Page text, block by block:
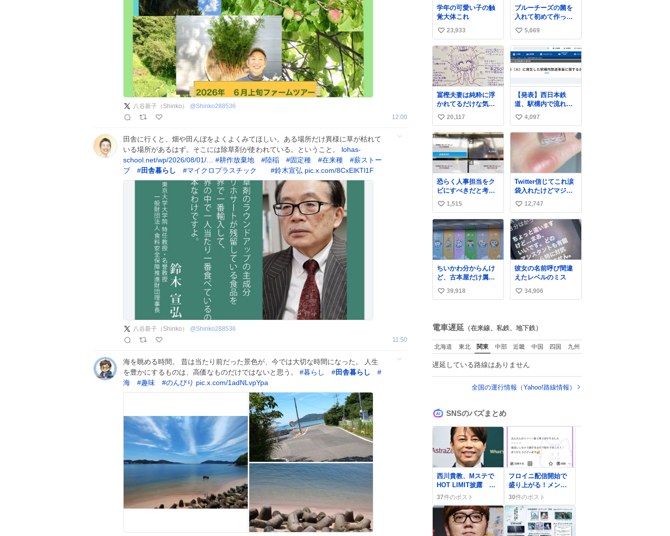
八谷新子（Shinko） @Shinko288536
12:00
田舎に行くと、畑や田んぼをよくよくみてほしい。ある場所だけ異様に草が枯れて
いる場所があるはず。そこには除草剤が使われている。ということ。 lohas-
school.net/wp/2026/08/01/…
#耕作放棄地 #陸稲 #固定種 #在来種 #薪ストー
ブ
#田舎暮らし #マイクロプラスチック #鈴木宣弘 pic.x.com/8CxElKTl1F
八谷新子（Shinko） @Shinko288536
11:50
海を眺める時間。 昔は当たり前だった景色が、今では大切な時間になった。 人生
を豊かにするものは、高価なものだけではないと思う。 #暮らし #田舎暮らし
#
海
#趣味 #のんびり pic.x.com/1adNLvpYpa
学年の可愛い子の触
覚大体これ
い
い
数
23,933
ブルーチーズの菌を
入れて初めて作って
みたチーズなんだけ
ど 本能でちょっとヤ
バいと思っちゃう見
た目だな
い
い
ね
数
5,669
冨樫夫妻は純粋に浮
かれてるだけな気が
するな〜 全アはここ
に自分の市場価値的
なものを上乗せする
ので、 すっぴん＆寝
起きのボサボサ頭で
も「今日も可愛い
ね」が止まらない。
放っておくと永遠に
髪撫でてきて作業進
まない()
156cm40kg、年中日
焼け止めとお友達の
私より綺麗な手やめ
てもろて とか言う
い
い
ね
数
20,117
【発表】西日本鉄
道、駅構内で流れ
た“不適切音声”に声
明「被害届も検討」
news.livedoor.com/
article/detail… 4日に
西鉄福岡（天神）駅
および薬院駅で発生
した駅構内放送事案
について声明を公表
した。「第三者によ
って駅構内放送設備
に外部から不正に音
声が流された可能性
も含めて確認を実
施」と説明した。
い
い
ね
4,097
恐らく人事担当をク
ビにすべきだと考え
られるが‥‥‥
い
い
ね
数
1,515
Twitter信じてこれ涙
袋入れたけどマジで
盛れた…ありがと
う…
い
い
ね
数
12,747
ちいかわ分からんけ
ど、古本屋だけ属性
が名前になってるの
はどういうこと？
い
数
39,918
彼女の名前呼び間違
えたレベルのミス
い
数
34,906
電車遅延 （在来線、私鉄、地下鉄）
北海道 東北 関東 中部 近畿 中国 四国 九州
遅延している路線はありません
全国の運行情報（Yahoo!路線情報）
SNSのバズまとめ
西川貴教、Mステで
HOT LIMIT披露 マ
ッチョ姿と「いい子
たちです」発言が話
題に
37件のポスト
フロイニ配信開始で
盛り上がる！メンバ
ーの韓国旅行とディ
ズニー・オン・アイ
ス裏話にファン歓喜
30件のポスト